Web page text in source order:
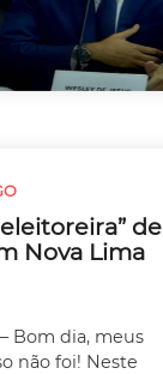
de
Nova Lima
Bom dia, meus
não foi! Neste